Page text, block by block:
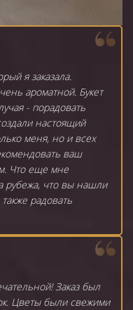
я заказала.
ароматной. Букет
- порадовать
настоящий
меня, но и всех
ваш
Что еще мне
рубежа, что вы нашли
радовать
Заказ был
Цветы были свежими